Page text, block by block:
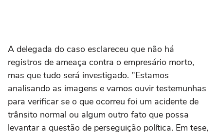
A delegada do caso esclareceu que não há
registros de ameaça contra o empresário morto,
mas que tudo será investigado. "Estamos
analisando as imagens e vamos ouvir testemunhas
para verificar se o que ocorreu foi um acidente de
trânsito normal ou algum outro fato que possa
levantar a questão de perseguição política. Em tese,